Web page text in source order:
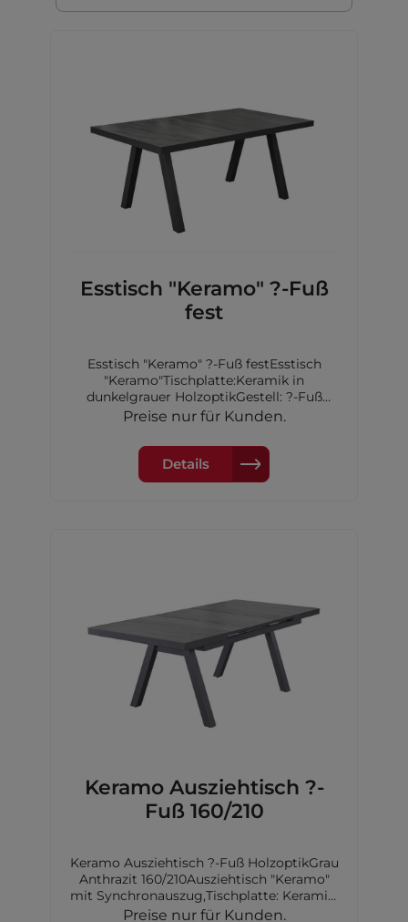
Esstisch "Keramo" ?-Fuß
fest
Esstisch "Keramo" ?-Fuß festEsstisch
"Keramo"Tischplatte:Keramik in
dunkelgrauer HolzoptikGestell: ?-Fuß
Aluminium, Farbe: anthrazitMaße
Preise nur für Kunden.
Details
Keramo Ausziehtisch ?-
Fuß 160/210
Keramo Ausziehtisch ?-Fuß HolzoptikGrau
Anthrazit 160/210Ausziehtisch "Keramo"
mit Synchronauszug,Tischplatte: Keramik,
Farbe: HolzoptikdunkelgrauGestell: Stativ-
Preise nur für Kunden.